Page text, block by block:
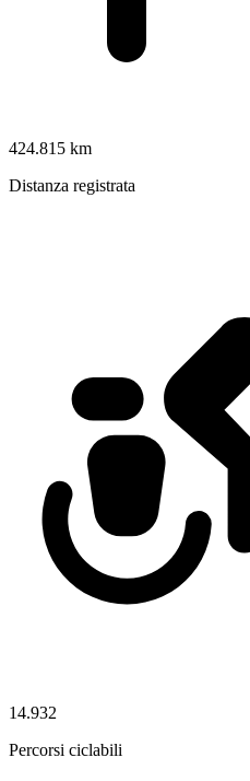
424.815 km
Distanza registrata
14.932
Percorsi ciclabili